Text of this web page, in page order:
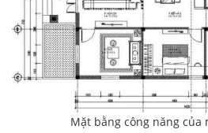
Mặt bằng công năng của